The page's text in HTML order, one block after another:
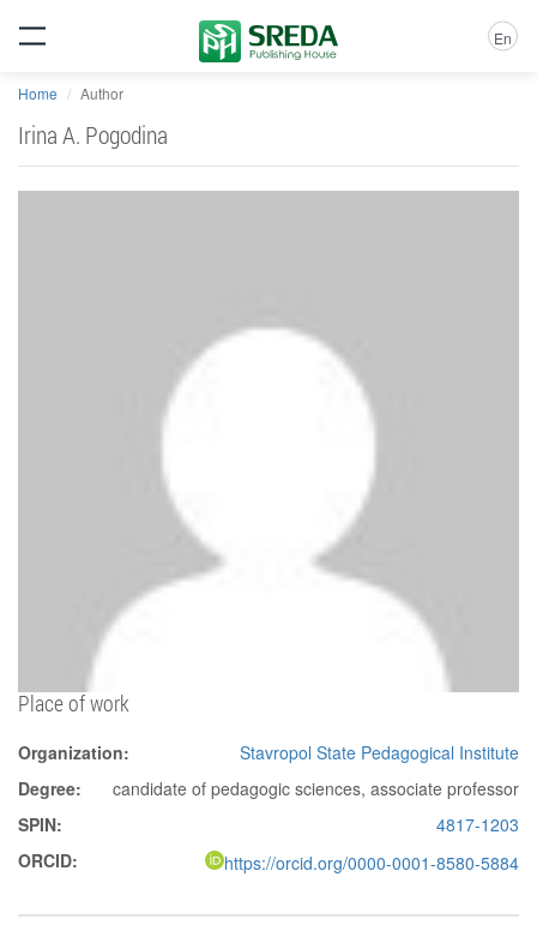
En
Home Author
Irina A. Pogodina
Place of work
Organization:
Stavropol State Pedagogical Institute
Degree:
candidate of pedagogic sciences, associate professor
SPIN:
4817-1203
ORCID:
https://orcid.org/0000-0001-8580-5884